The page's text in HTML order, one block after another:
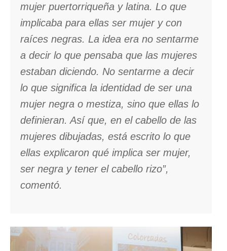
mujer puertorriqueña y latina. Lo que
implicaba para ellas ser mujer y con
raíces negras. La idea era no sentarme
a decir lo que pensaba que las mujeres
estaban diciendo. No sentarme a decir
lo que significa la identidad de ser una
mujer negra o mestiza, sino que ellas lo
definieran. Así que, en el cabello de las
mujeres dibujadas, está escrito lo que
ellas explicaron qué implica ser mujer,
ser negra y tener el cabello rizo”,
comentó.